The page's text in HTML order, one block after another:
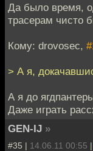
Да было время,
трасерам чисто
Кому: drovosec,
> А я,
А я до
Даже играть
GEN-IJ »
#35 | 14.06.11 00:55 |